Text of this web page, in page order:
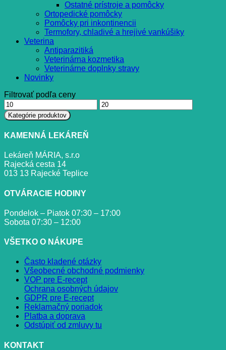
Ostatné prístroje a pomôcky
Ortopedické pomôcky
Pomôcky pri inkontinencii
Termofory, chladivé a hrejivé vankúšiky
Veterina
Antiparazitiká
Veterinárna kozmetika
Veterinárne doplnky stravy
Novinky
Filtrovať podľa ceny
Minimálna
cena
Maximálna
cena
Kategórie produktov
KAMENNÁ LEKÁREŇ
Lekáreň MÁRIA, s.r.o
Rajecká cesta 14
013 13 Rajecké Teplice
OTVÁRACIE HODINY
Pondelok – Piatok 07:30 – 17:00
Sobota 07:30 – 12:00
VŠETKO O NÁKUPE
Často kladené otázky
Všeobecné obchodné podmienky
VOP pre E-recept
Ochrana osobných údajov
GDPR pre E-recept
Reklamačný poriadok
Platba a doprava
Odstúpiť od zmluvy tu
KONTAKT